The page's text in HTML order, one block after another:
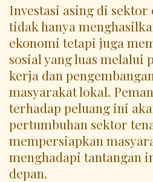
Investasi asing di
tidak hanya
ekonomi tetapi juga
sosial yang luas melalui
kerja dan
masyarakat lokal.
terhadap peluang ini
pertumbuhan sektor
mempersiapkan
menghadapi tantangan
depan.